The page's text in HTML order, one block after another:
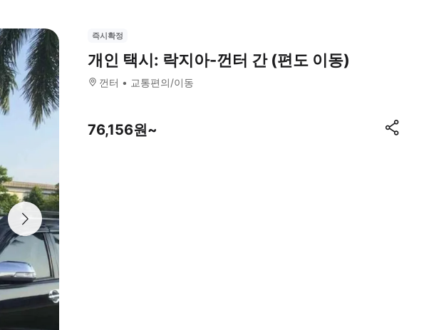
즉시확정
개인 택시: 락지아-껀터 간 (편도 이동)
껀터 교통편의/이동
76,156원~